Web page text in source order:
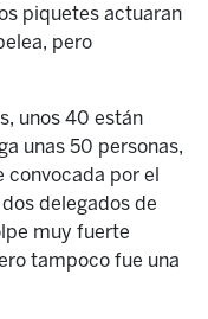
piquetes actuaran
pero
unos 40 están
unas 50 personas,
convocada por el
delegados de
muy fuerte
tampoco fue una